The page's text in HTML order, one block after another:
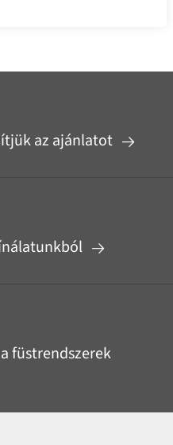
az ajánlatot
füstrendszerek